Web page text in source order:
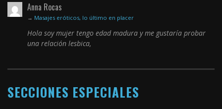
Anna Rocas
→ Masajes eróticos, lo último en placer
Hola soy mujer tengo edad madura y me gustaría probar
una relación lesbica,
SECCIONES ESPECIALES